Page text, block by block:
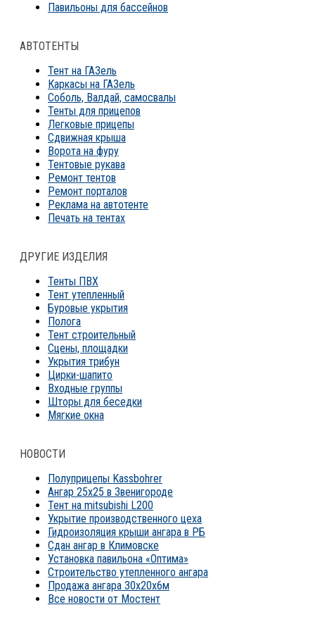
Павильоны для бассейнов
АВТОТЕНТЫ
Тент на ГАЗель
Каркасы на ГАЗель
Соболь, Валдай, самосвалы
Тенты для прицепов
Легковые прицепы
Сдвижная крыша
Ворота на фуру
Тентовые рукава
Ремонт тентов
Ремонт порталов
Реклама на автотенте
Печать на тентах
ДРУГИЕ ИЗДЕЛИЯ
Тенты ПВХ
Тент утепленный
Буровые укрытия
Полога
Тент строительный
Сцены, площадки
Укрытия трибун
Цирки-шапито
Входные группы
Шторы для беседки
Мягкие окна
НОВОСТИ
Полуприцепы Kassbohrer
Ангар 25х25 в Звенигороде
Тент на mitsubishi L200
Укрытие производственного цеха
Гидроизоляция крыши ангара в РБ
Сдан ангар в Климовске
Установка павильона «Оптима»
Строительство утепленного ангара
Продажа ангара 30х20х6м
Все новости от Мостент